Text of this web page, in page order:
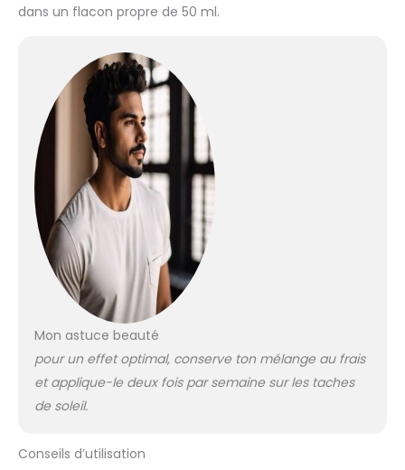
dans un flacon propre de 50 ml.
Mon astuce beauté
pour un effet optimal, conserve ton mélange au frais
et applique-le deux fois par semaine sur les taches
de soleil.
Conseils d’utilisation